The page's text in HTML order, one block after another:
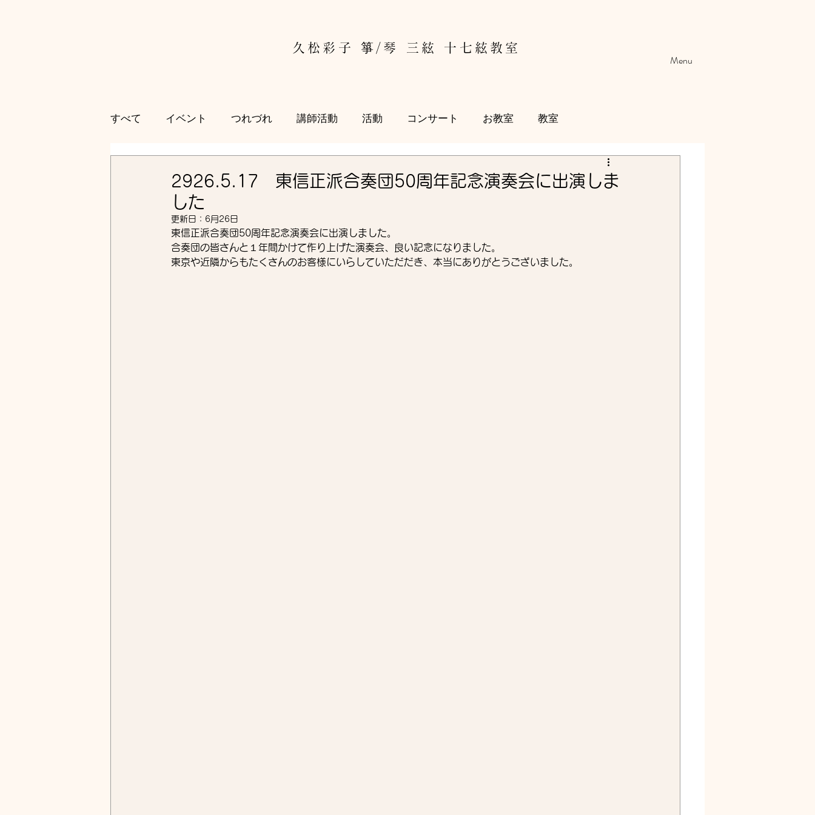
久松彩子 箏/琴 三絃 十七絃教室
Menu
すべて イベント つれづれ 講師活動 活動 コンサート お教室 教室
2926.5.17 東信正派合奏団50周年記念演奏会に出演しま
した
更新日： 6月26日
東信正派合奏団50周年記念演奏会に出演しました。
合奏団の皆さんと１年間かけて作り上げた演奏会、良い記念になりました。
東京や近隣からもたくさんのお客様にいらしていただだき、本当にありがとうございました。